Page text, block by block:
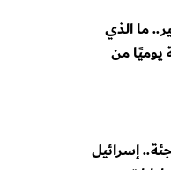
ما الذي
يوميًا من
إسرائيل